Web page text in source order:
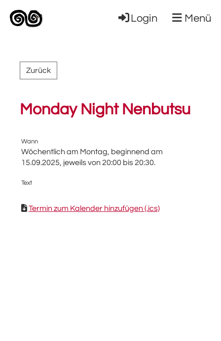
Login Menü
Zurück
Monday Night Nenbutsu
Wann
Wöchentlich am Montag, beginnend am
15.09.2025, jeweils von 20:00 bis 20:30.
Text
Termin zum Kalender hinzufügen (.ics)